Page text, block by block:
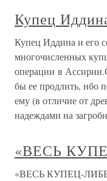
Купец
Купец Иддина и его
многочисленных
операции в
бы ее продлить, ибо
ему (в отличие от
надеждами на
«ВЕСЬ
«ВЕСЬ КУПЕЦ-